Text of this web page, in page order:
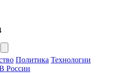
Политика Технологии
России